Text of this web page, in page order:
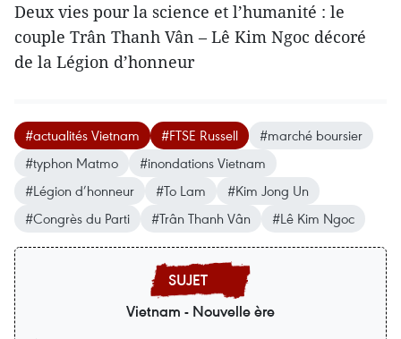
Deux vies pour la science et l’humanité : le
couple Trân Thanh Vân – Lê Kim Ngoc décoré
de la Légion d’honneur
#actualités Vietnam #FTSE Russell
#marché boursier
#typhon Matmo
#inondations Vietnam
#Légion d’honneur
#To Lam
#Kim Jong Un
#Congrès du Parti
#Trân Thanh Vân #Lê Kim Ngoc
Vietnam - Nouvelle ère